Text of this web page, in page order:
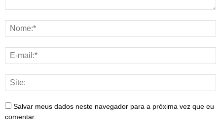
Salvar meus dados neste navegador para a próxima vez que eu
comentar.